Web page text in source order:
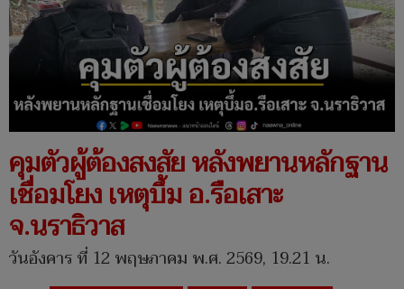
คุมตัวผู้ต้องสงสัย หลังพยานหลักฐาน
เชื่อมโยง เหตุบึ้ม อ.รือเสาะ
จ.นราธิวาส
วันอังคาร ที่ 12 พฤษภาคม พ.ศ. 2569, 19.21 น.